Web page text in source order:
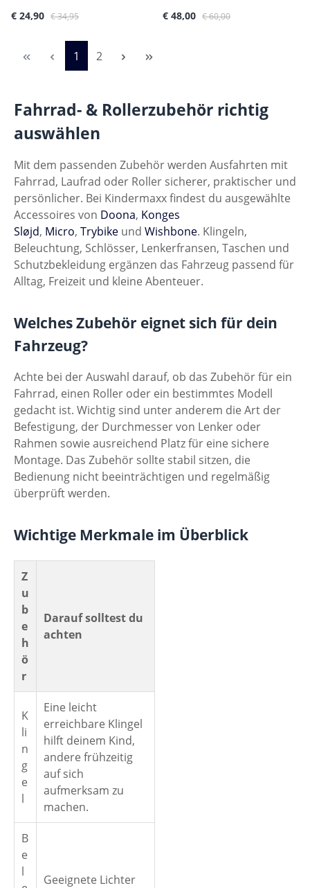
Verkaufspreis:
€ 24,90 Regulärer Preis:
€ 34,95 Verkaufspreis:
€ 48,00 Regulärer Preis:
€ 60,00
Seite
1 Seite
2
Fahrrad- & Rollerzubehör richtig
auswählen
Mit dem passenden Zubehör werden Ausfahrten mit
Fahrrad, Laufrad oder Roller sicherer, praktischer und
persönlicher. Bei Kindermaxx findest du ausgewählte
Accessoires von Doona, Konges
Sløjd, Micro, Trybike und Wishbone. Klingeln,
Beleuchtung, Schlösser, Lenkerfransen, Taschen und
Schutzbekleidung ergänzen das Fahrzeug passend für
Alltag, Freizeit und kleine Abenteuer.
Welches Zubehör eignet sich für dein
Fahrzeug?
Achte bei der Auswahl darauf, ob das Zubehör für ein
Fahrrad, einen Roller oder ein bestimmtes Modell
gedacht ist. Wichtig sind unter anderem die Art der
Befestigung, der Durchmesser von Lenker oder
Rahmen sowie ausreichend Platz für eine sichere
Montage. Das Zubehör sollte stabil sitzen, die
Bedienung nicht beeinträchtigen und regelmäßig
überprüft werden.
Wichtige Merkmale im Überblick
Z
u
b
e
h
ö
r
Darauf solltest du
achten
K
li
n
g
e
l
Eine leicht
erreichbare Klingel
hilft deinem Kind,
andere frühzeitig
auf sich
aufmerksam zu
machen.
B
e
l
Geeignete Lichter